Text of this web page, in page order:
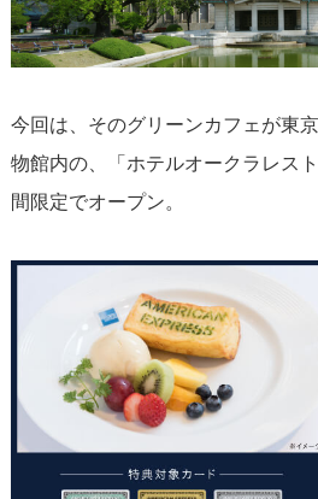
今回は、そのグリーンカフェが東
物館内の、「ホテルオークラレス
間限定でオープン。